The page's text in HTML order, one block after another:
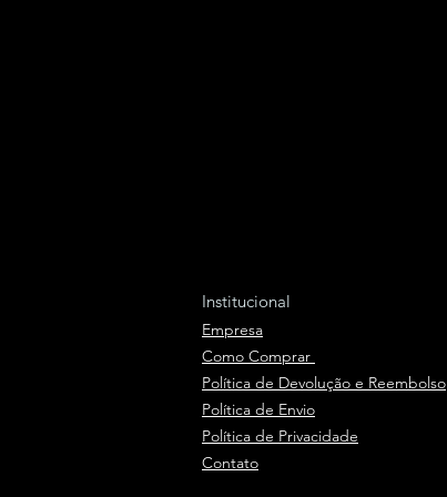
Institucional
Empresa
Como Comprar
Política de Devolução e Reembolso
Política de Envio
Política de Privacidade
Contato